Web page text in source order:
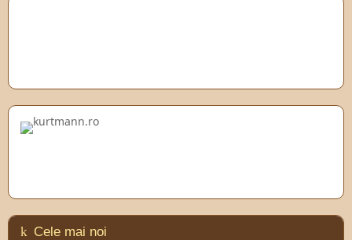
Cele mai noi